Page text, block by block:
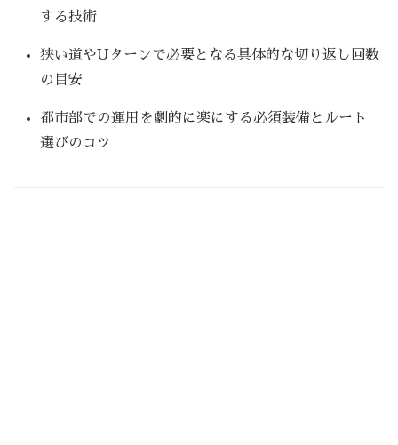
する技術
狭い道やUターンで必要となる具体的な切り返し回数
の目安
都市部での運用を劇的に楽にする必須装備とルート
選びのコツ